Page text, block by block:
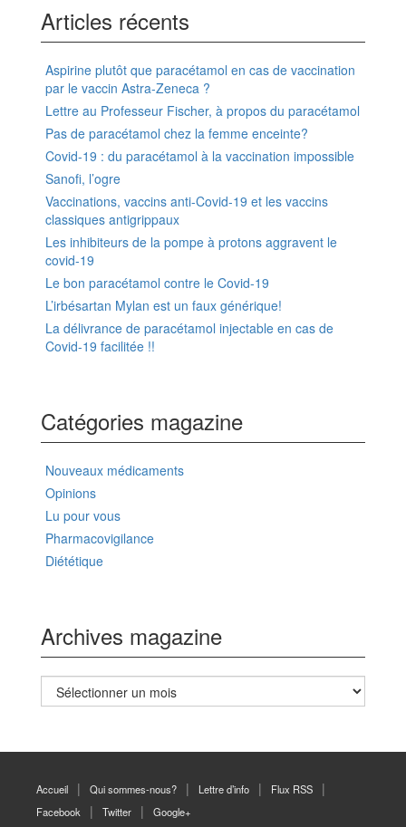
Articles récents
Aspirine plutôt que paracétamol en cas de vaccination
par le vaccin Astra-Zeneca ?
Lettre au Professeur Fischer, à propos du paracétamol
Pas de paracétamol chez la femme enceinte?
Covid-19 : du paracétamol à la vaccination impossible
Sanofi, l’ogre
Vaccinations, vaccins anti-Covid-19 et les vaccins
classiques antigrippaux
Les inhibiteurs de la pompe à protons aggravent le
covid-19
Le bon paracétamol contre le Covid-19
L’irbésartan Mylan est un faux générique!
La délivrance de paracétamol injectable en cas de
Covid-19 facilitée !!
Catégories magazine
Nouveaux médicaments
Opinions
Lu pour vous
Pharmacovigilance
Diététique
Archives magazine
Archives
magazine
Accueil Qui sommes-nous? Lettre d’info
Flux RSS
Facebook
Twitter Google+